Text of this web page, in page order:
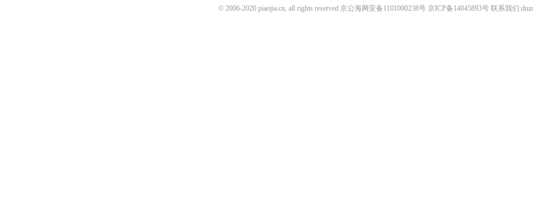
© 2006-2020 piaojia.cn, all rights reserved 京公海网安备1101000238号 京ICP备14045893号 联系我们